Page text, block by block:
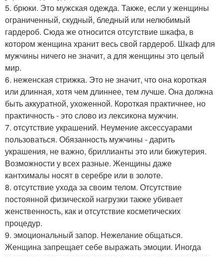
5. брюки. Это мужская одежда. Также, если у женщины
ограниченный, скудный, бледный или нелюбимый
гардероб. Сюда же относится отсутствие шкафа, в
котором женщина хранит весь свой гардероб. Шкаф для
мужчины ничего не значит, а для женщины это целый
мир.
6. неженская стрижка. Это не значит, что она короткая
или длинная, хотя чем длиннее, тем лучше. Она должна
быть аккуратной, ухоженной. Короткая практичнее, но
практичность - это слово из лексикона мужчин.
7. отсутствие украшений. Неумение аксессуарами
пользоваться. Обязанность мужчины - дарить
украшения, не важно, бриллианты это или бижутерия.
Возможности у всех разные. Женщины даже
кантхималы носят в серебре или в золоте.
8. отсутствие ухода за своим телом. Отсутствие
постоянной физической нагрузки также убивает
женственность, как и отсутствие косметических
процедур.
9. эмоциональный запор. Нежелание общаться.
Женщина запрещает себе выражать эмоции. Иногда